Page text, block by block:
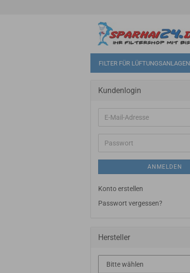
FILTER FÜR LÜFTUNGSANLAGEN
Kundenlogin
E-
Mail-
Adresse
Passwort
ANMELDEN
Konto erstellen
Passwort vergessen?
Hersteller